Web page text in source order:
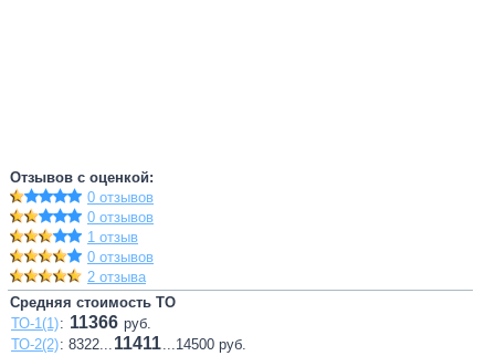
Отзывов с оценкой:
0 отзывов
0 отзывов
1 отзыв
0 отзывов
2 отзыва
Средняя стоимость ТО
ТО-1(1): 11366 руб.
ТО-2(2): 8322... 11411...14500 руб.